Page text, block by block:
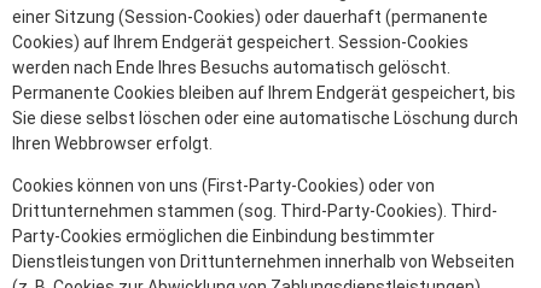
einer Sitzung (Session-Cookies) oder dauerhaft (permanente
Cookies) auf Ihrem Endgerät gespeichert. Session-Cookies
werden nach Ende Ihres Besuchs automatisch gelöscht.
Permanente Cookies bleiben auf Ihrem Endgerät gespeichert, bis
Sie diese selbst löschen oder eine automatische Löschung durch
Ihren Webbrowser erfolgt.
Cookies können von uns (First-Party-Cookies) oder von
Drittunternehmen stammen (sog. Third-Party-Cookies). Third-
Party-Cookies ermöglichen die Einbindung bestimmter
Dienstleistungen von Drittunternehmen innerhalb von Webseiten